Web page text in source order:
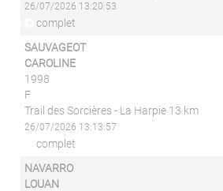
26/07/2026 13:20:53
complet
SAUVAGEOT
CAROLINE
1998
F
Trail des Sorcières - La Harpie 13 km
26/07/2026 13:13:57
complet
NAVARRO
LOUAN